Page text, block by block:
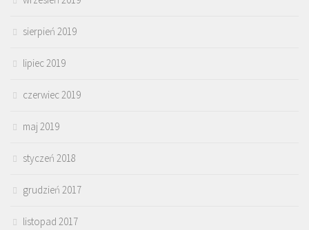
sierpień 2019
lipiec 2019
czerwiec 2019
maj 2019
styczeń 2018
grudzień 2017
listopad 2017